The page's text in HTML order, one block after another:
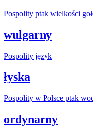
Pospolity ptak wielkości
wulgarny
Pospolity język
łyska
Pospolity w Polsce ptak
ordynarny